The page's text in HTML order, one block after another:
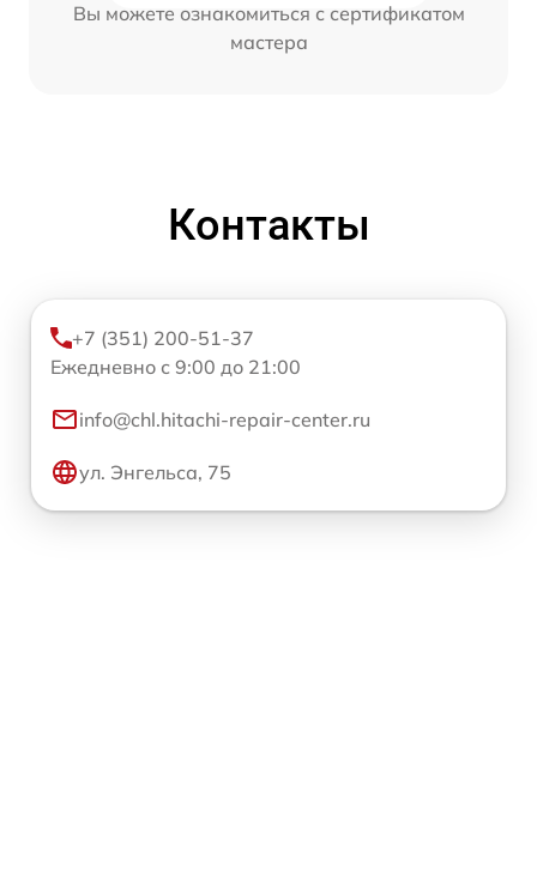
Вы можете ознакомиться с сертификатом
мастера
Контакты
+7 (351) 200-51-37
Ежедневно с 9:00 до 21:00
info@chl.hitachi-repair-center.ru
ул. Энгельса, 75